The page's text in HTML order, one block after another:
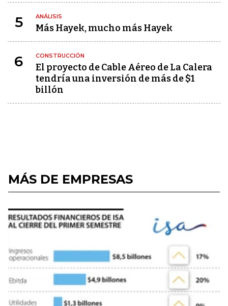
5 ANÁLISIS
Más Hayek, mucho más Hayek
6 CONSTRUCCIÓN
El proyecto de Cable Aéreo de La Calera
tendría una inversión de más de $1
billón
MÁS DE EMPRESAS